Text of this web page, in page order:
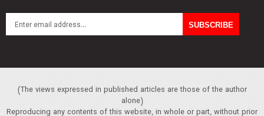
(The views expressed in published articles are those of the author
alone)
Reproducing any contents of this website, in whole or part, without prior